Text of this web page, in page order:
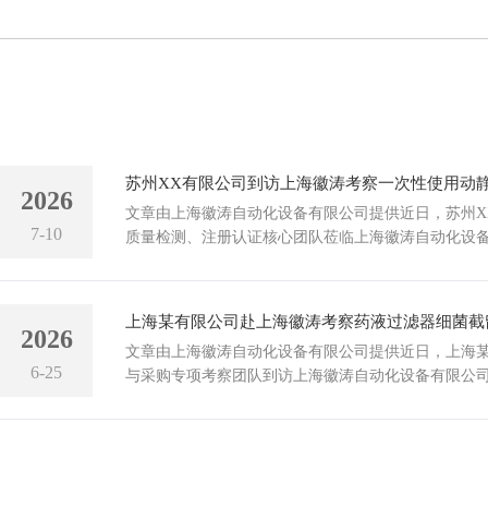
2026
7-10
文章由上海徽涛自动化设备有限公司提供近日，苏州
质量检测、注册认证核心团队莅临上海徽涛自动化设
标适配性与量产质检解决方案，围绕最新YY...
2026
6-25
上海某有限公司赴上海徽涛考察药液过滤器细菌
文章由上海徽涛自动化设备有限公司提供近日，上海
与采购专项考察团队到访上海徽涛自动化设备有限公
程售后服务开展深度交流，徽涛研发工程师、技...